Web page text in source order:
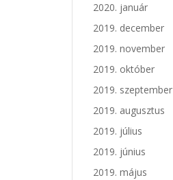
2020. január
2019. december
2019. november
2019. október
2019. szeptember
2019. augusztus
2019. július
2019. június
2019. május